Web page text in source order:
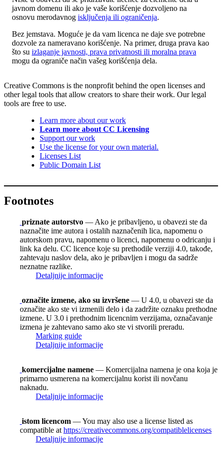
javnom domenu ili ako je vaše korišćenje dozvoljeno na
osnovu merodavnog isključenja ili ograničenja.
Bez jemstava. Moguće je da vam licenca ne daje sve potrebne
dozvole za nameravano korišćenje. Na primer, druga prava kao
što su izlaganje javnosti, prava privatnosti ili moralna prava
mogu da ograniče način vašeg korišćenja dela.
Creative Commons is the nonprofit behind the open licenses and
other legal tools that allow creators to share their work. Our legal
tools are free to use.
Learn more about our work
Learn more about CC Licensing
Support our work
Use the license for your own material.
Licenses List
Public Domain List
Footnotes
priznate autorstvo — Ako je pribavljeno, u obavezi ste da
naznačite ime autora i ostalih naznačenih lica, napomenu o
autorskom pravu, napomenu o licenci, napomenu o odricanju i
link ka delu. CC licence koje su prethodile verziji 4.0, takođe,
zahtevaju naslov dela, ako je pribavljen i mogu da sadrže
neznatne razlike.
Detaljnije informacije
označite izmene, ako su izvršene — U 4.0, u obavezi ste da
označite ako ste vi izmenili delo i da zadržite oznaku prethodne
izmene. U 3.0 i prethodnim licencnim verzijama, označavanje
izmena je zahtevano samo ako ste vi stvorili preradu.
Marking guide
Detaljnije informacije
komercijalne namene — Komercijalna namena je ona koja je
primarno usmerena na komercijalnu korist ili novčanu
naknadu.
Detaljnije informacije
istom licencom — You may also use a license listed as
compatible at https://creativecommons.org/compatiblelicenses
Detaljnije informacije